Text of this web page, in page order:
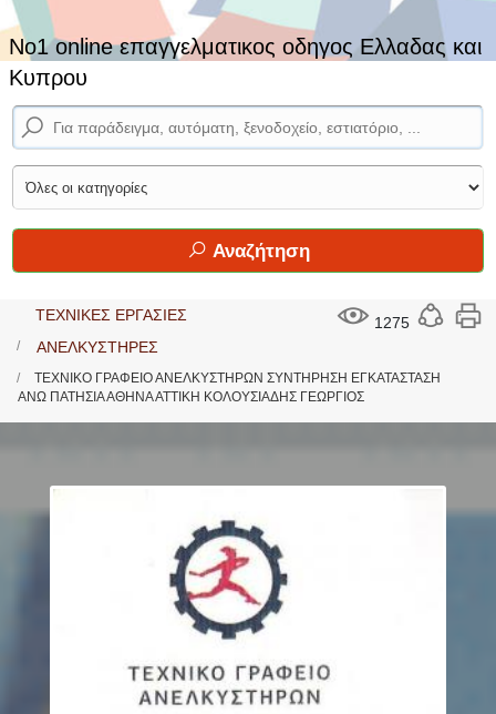
No1 online επαγγελματικος οδηγος Ελλαδας και
Κυπρου
Αναζήτηση
1275
ΤΕΧΝΙΚΕΣ ΕΡΓΑΣΙΕΣ
ΑΝΕΛΚΥΣΤΗΡΕΣ
ΤΕΧΝΙΚΟ ΓΡΑΦΕΙΟ ΑΝΕΛΚΥΣΤΗΡΩΝ ΣΥΝΤΗΡΗΣΗ ΕΓΚΑΤΑΣΤΑΣΗ
ΑΝΩ ΠΑΤΗΣΙΑ ΑΘΗΝΑ ΑΤΤΙΚΗ ΚΟΛΟΥΣΙΑΔΗΣ ΓΕΩΡΓΙΟΣ